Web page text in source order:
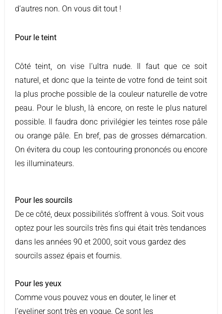
d’autres non. On vous dit tout !
Pour le teint
Côté teint, on vise l’ultra nude. Il faut que ce soit
naturel, et donc que la teinte de votre fond de teint soit
la plus proche possible de la couleur naturelle de votre
peau. Pour le blush, là encore, on reste le plus naturel
possible. Il faudra donc privilégier les teintes rose pâle
ou orange pâle. En bref, pas de grosses démarcation.
On évitera du coup les contouring prononcés ou encore
les illuminateurs.
Pour les sourcils
De ce côté, deux possibilités s’offrent à vous. Soit vous
optez pour les sourcils très fins qui était très tendances
dans les années 90 et 2000, soit vous gardez des
sourcils assez épais et fournis.
Pour les yeux
Comme vous pouvez vous en douter, le liner et
l’eyeliner sont très en vogue. Ce sont les